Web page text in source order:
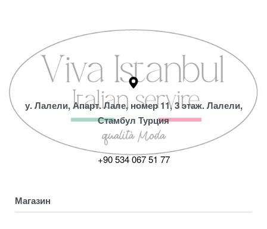
у. Лалели, Апарт. Лале, номер 11, 3 этаж. Лалели,
Стамбул Турция
+90 534 067 51 77
Магазин